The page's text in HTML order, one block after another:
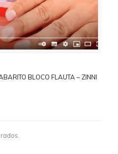
BLOCO FLAUTA – ZINNI